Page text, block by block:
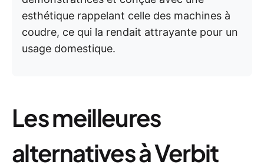
esthétique rappelant celle des machines à
coudre, ce qui la rendait attrayante pour un
usage domestique.
Les meilleures
alternatives à Verbit